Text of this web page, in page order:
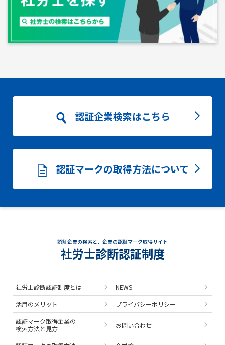
認証企業検索はこちら
認証マークの取得方法について
認証企業の検索と、企業の認証マーク取得サイト
社労士診断認証制度
社労士診断認証制度とは
NEWS
活用のメリット
プライバシーポリシー
認証マーク取得企業の
検索方法と見方
お問い合わせ